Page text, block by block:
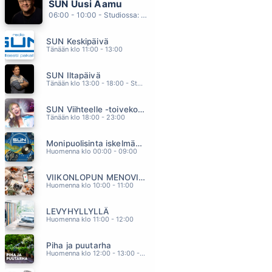
KROOKUKSET
NETTIIN
TRAGEDY
LET S DANCE
SUN Uusi Aamu
06:00 - 10:00 - Studiossa: Kimmo Hoivassilta
SUN Keskipäivä
Tänään klo 11:00 - 13:00
SUN Iltapäivä
Tänään klo 13:00 - 18:00 - Studiossa: Kaisu Lämsä
SUN Viihteelle -toivekonsertti
Tänään klo 18:00 - 23:00
Monipuolisinta iskelmää ja parasta poppia
Huomenna klo 00:00 - 09:00
VIIKONLOPUN MENOVINKIT
Huomenna klo 10:00 - 11:00
LEVYHYLLYLLÄ
Huomenna klo 11:00 - 12:00
Piha ja puutarha
Huomenna klo 12:00 - 13:00 - Studiossa: Pinsiön Taimisto